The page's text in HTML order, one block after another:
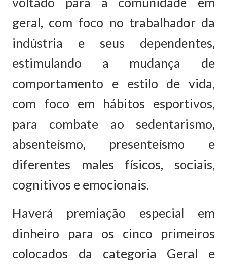
geral, com foco no trabalhador da
indústria e seus dependentes,
estimulando a mudança de
comportamento e estilo de vida,
com foco em hábitos esportivos,
para combate ao sedentarismo,
absenteísmo, presenteísmo e
diferentes males físicos, sociais,
cognitivos e emocionais.
Haverá premiação especial em
dinheiro para os cinco primeiros
colocados da categoria Geral e